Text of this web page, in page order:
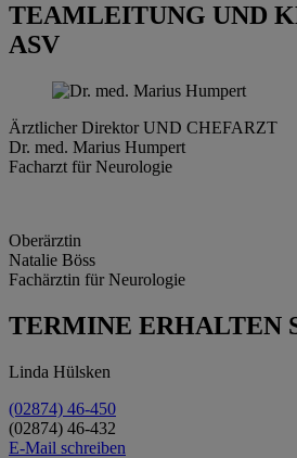
TEAMLEITUNG UND
ASV
Ärztlicher Direktor UND CHEFARZT
Dr. med. Marius Humpert
Facharzt für Neurologie
Oberärztin
Natalie Böss
Fachärztin für Neurologie
TERMINE ERHALTEN
Linda Hülsken
(02874) 46-450
(02874) 46-432
E-Mail schreiben